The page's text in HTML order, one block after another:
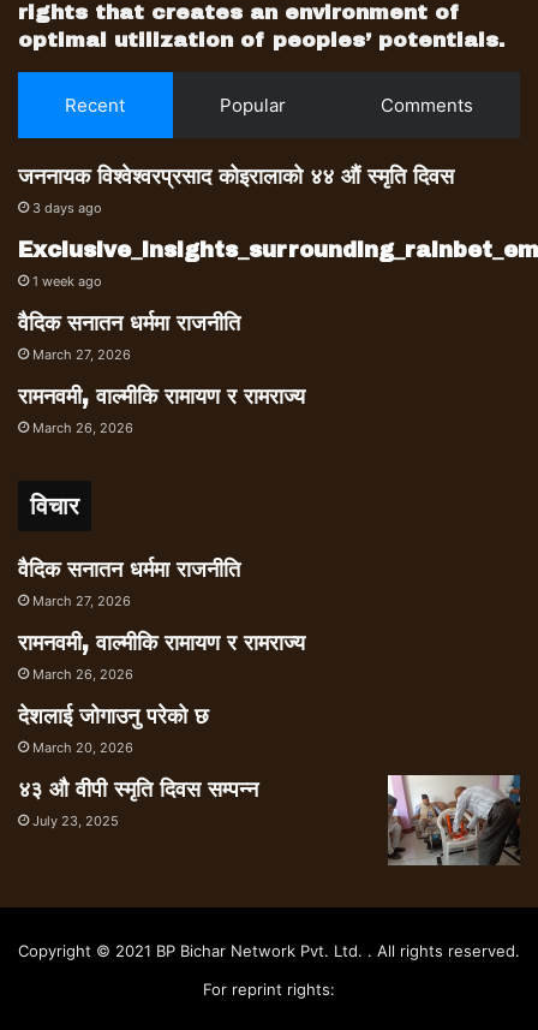
rights that creates an environment of
optimal utilization of peoples’ potentials.
Recent Popular Comments
जननायक विश्वेश्वरप्रसाद कोइरालाको ४४ औं स्मृति दिवस
3 days ago
1 week ago
वैदिक सनातन धर्ममा राजनीति
March 27, 2026
रामनवमी, वाल्मीकि रामायण र रामराज्य
March 26, 2026
विचार
वैदिक सनातन धर्ममा राजनीति
March 27, 2026
रामनवमी, वाल्मीकि रामायण र रामराज्य
March 26, 2026
देशलाई जोगाउनु परेको छ
March 20, 2026
४३ औ वीपी स्मृति दिवस सम्पन्न
July 23, 2025
Copyright © 2021 BP Bichar Network Pvt. Ltd. . All rights reserved.
For reprint rights: